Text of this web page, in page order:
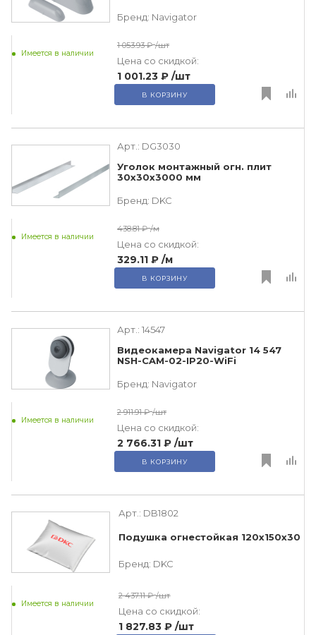
Бренд: Navigator
Имеется в наличии
1 053.93 ₽ /шт
Цена со скидкой:
1 001.23 ₽ /шт
В КОРЗИНУ
Арт.: DG3030
Уголок монтажный огн. плит
30х30х3000 мм
Бренд: DKC
Имеется в наличии
438.81 ₽ /м
Цена со скидкой:
329.11 ₽ /м
В КОРЗИНУ
Арт.: 14547
Видеокамера Navigator 14 547
NSH-CAM-02-IP20-WiFi
Бренд: Navigator
Имеется в наличии
2 911.91 ₽ /шт
Цена со скидкой:
2 766.31 ₽ /шт
В КОРЗИНУ
Арт.: DB1802
Подушка огнестойкая 120х150х30
Бренд: DKC
Имеется в наличии
2 437.11 ₽ /шт
Цена со скидкой:
1 827.83 ₽ /шт